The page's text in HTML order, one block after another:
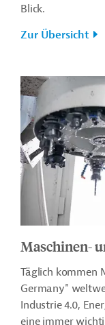
Blick.
Zur Übersicht
Maschinen-
Täglich kommen
Germany"
Industrie 4.0,
eine immer